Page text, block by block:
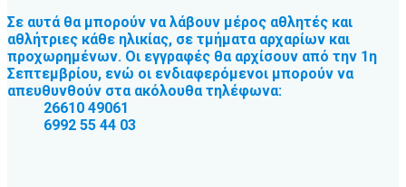
Σε αυτά θα μπορούν να λάβουν μέρος αθλητές και
αθλήτριες κάθε ηλικίας, σε τμήματα αρχαρίων και
προχωρημένων. Οι εγγραφές θα αρχίσουν από την 1η
Σεπτεμβρίου, ενώ οι ενδιαφερόμενοι μπορούν να
απευθυνθούν στα ακόλουθα τηλέφωνα:
26610 49061
6992 55 44 03